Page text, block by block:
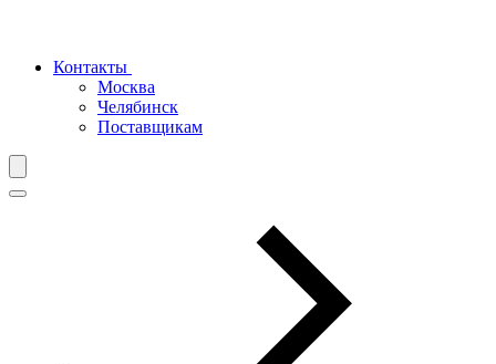
Контакты
Москва
Челябинск
Поставщикам